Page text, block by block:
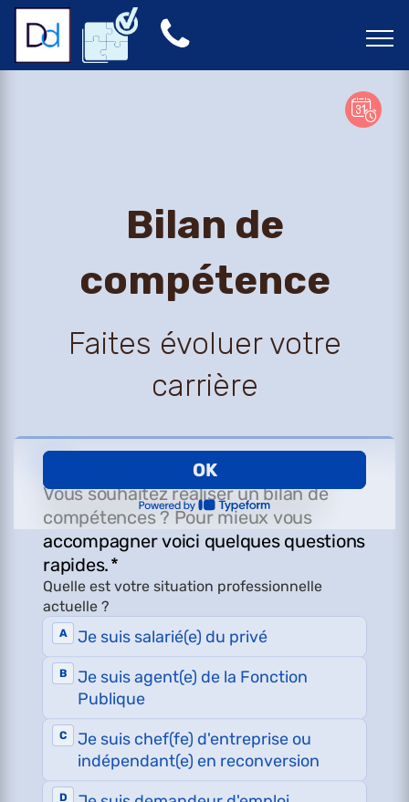
Bilan de
compétence
Faites évoluer votre
carrière